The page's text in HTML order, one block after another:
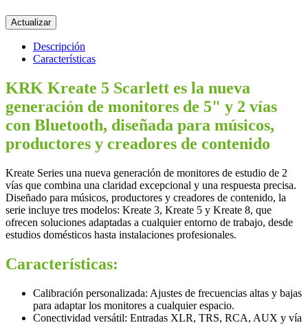
Descripción
Características
KRK Kreate 5 Scarlett es la nueva
generación de monitores de 5" y 2 vías
con Bluetooth, diseñada para músicos,
productores y creadores de contenido
Kreate Series una nueva generación de monitores de estudio de 2
vías que combina una claridad excepcional y una respuesta precisa.
Diseñado para músicos, productores y creadores de contenido, la
serie incluye tres modelos: Kreate 3, Kreate 5 y Kreate 8, que
ofrecen soluciones adaptadas a cualquier entorno de trabajo, desde
estudios domésticos hasta instalaciones profesionales.
Características:
Calibración personalizada: Ajustes de frecuencias altas y bajas
para adaptar los monitores a cualquier espacio.
Conectividad versátil: Entradas XLR, TRS, RCA, AUX y vía